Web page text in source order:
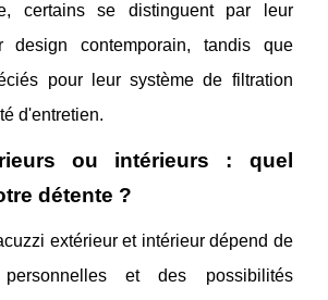
certains se distinguent par leur
design contemporain, tandis que
pour leur système de filtration
d'entretien.
ou intérieurs : quel
détente ?
extérieur et intérieur dépend de
et des possibilités